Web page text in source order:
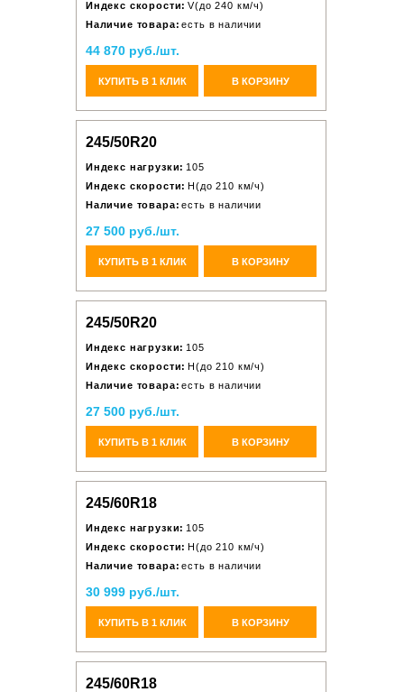
Индекс скорости: V(до 240 км/ч)
Наличие товара: есть в наличии
44 870 руб./шт.
КУПИТЬ В 1 КЛИК В КОРЗИНУ
245/50R20
Индекс нагрузки: 105
Индекс скорости: H(до 210 км/ч)
Наличие товара: есть в наличии
27 500 руб./шт.
КУПИТЬ В 1 КЛИК В КОРЗИНУ
245/50R20
Индекс нагрузки: 105
Индекс скорости: H(до 210 км/ч)
Наличие товара: есть в наличии
27 500 руб./шт.
КУПИТЬ В 1 КЛИК В КОРЗИНУ
245/60R18
Индекс нагрузки: 105
Индекс скорости: H(до 210 км/ч)
Наличие товара: есть в наличии
30 999 руб./шт.
КУПИТЬ В 1 КЛИК В КОРЗИНУ
245/60R18